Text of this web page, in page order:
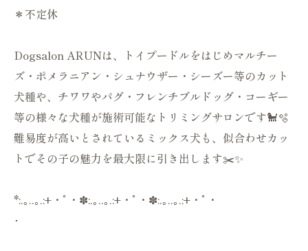
＊不定休
Dogsalon ARUNは、トイプードルをはじめマルチー
ズ・ポメラニアン・シュナウザー・シーズー等のカット
犬種や、チワワやパグ・フレンチブルドッグ・コーギー
等の様々な犬種が施術可能なトリミングサロンです🐩🫧
難易度が高いとされているミックス犬も、似合わせカッ
トでその子の魅力を最大限に引き出します✂️✨
*:.｡..｡.:+・ﾟ・✽:.｡..｡.:+・ﾟ・✽:.｡..｡.:+・ﾟ・
･